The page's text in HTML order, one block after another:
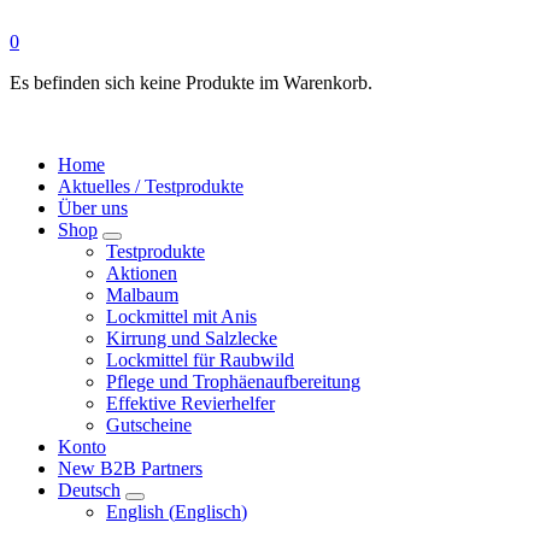
0
Es befinden sich keine Produkte im Warenkorb.
Home
Aktuelles / Testprodukte
Über uns
Shop
Testprodukte
Aktionen
Malbaum
Lockmittel mit Anis
Kirrung und Salzlecke
Lockmittel für Raubwild
Pflege und Trophäenaufbereitung
Effektive Revierhelfer
Gutscheine
Konto
New B2B Partners
Deutsch
English (Englisch)